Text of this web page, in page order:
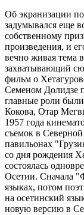
Об экранизации
задумывался еще
собственному
произведения, и
вечно живая тема
захватывающий
фильм о
Семеном Долидзе
главные роли
Кокова, Отар
1957 года
съемок в Северной
павильонах
со дня рождения
состоялась
Осетии. Сначала
языках, потом
на осетинский
новую версию в